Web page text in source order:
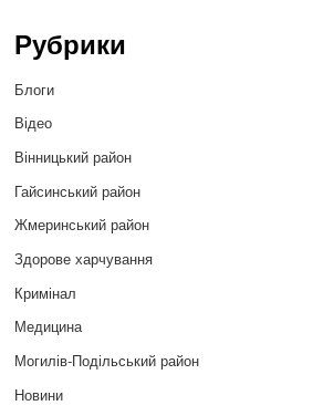
Рубрики
Блоги
Відео
Вінницький район
Гайсинський район
Жмеринський район
Здорове харчування
Кримінал
Медицина
Могилів-Подільський район
Новини